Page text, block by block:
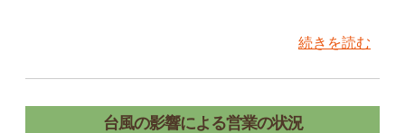
続きを読む
台風の影響による営業の状況